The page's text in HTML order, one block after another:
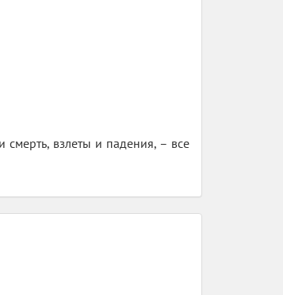
взлеты и падения, – все